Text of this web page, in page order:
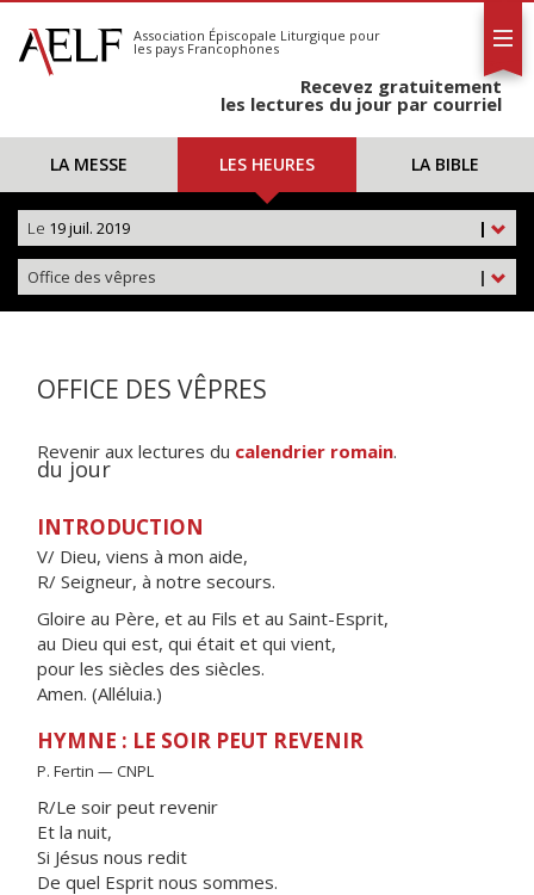
S'abonner
Calendrier
Association Épiscopale Liturgique pour
les pays Francophones
Recevez gratuitement
les lectures du jour par courriel
LA MESSE LES HEURES LA BIBLE
|
Le 19 juil. 2019
|
Office des vêpres
OFFICE DES VÊPRES
Revenir aux lectures du calendrier romain.
du jour
INTRODUCTION
V/ Dieu, viens à mon aide,
R/ Seigneur, à notre secours.
Gloire au Père, et au Fils et au Saint-Esprit,
au Dieu qui est, qui était et qui vient,
pour les siècles des siècles.
Amen. (Alléluia.)
HYMNE : LE SOIR PEUT REVENIR
P. Fertin — CNPL
R/Le soir peut revenir
Et la nuit,
Si Jésus nous redit
De quel Esprit nous sommes.